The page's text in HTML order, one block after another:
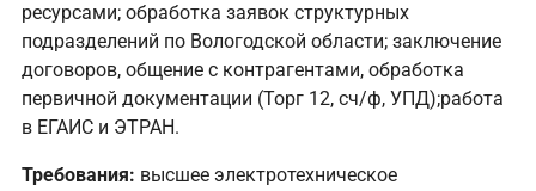
ресурсами; обработка заявок структурных
подразделений по Вологодской области; заключение
договоров, общение с контрагентами, обработка
первичной документации (Торг 12, сч/ф, УПД);работа
в ЕГАИС и ЭТРАН.
Требования: высшее электротехническое